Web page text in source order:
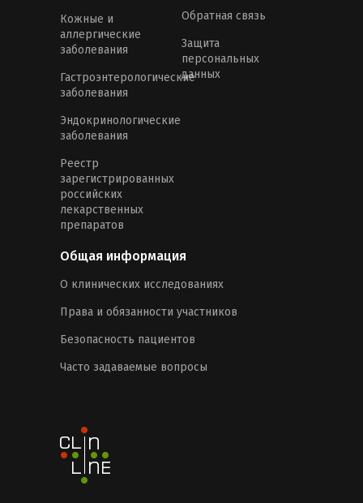
Кожные и
аллергические
заболевания
Гастроэнтерологические
заболевания
Эндокринологические
заболевания
Реестр
зарегистрированных
российских
лекарственных
препаратов
Обратная связь
Защита
персональных
данных
Общая информация
О клинических исследованиях
Права и обязанности участников
Безопасность пациентов
Часто задаваемые вопросы